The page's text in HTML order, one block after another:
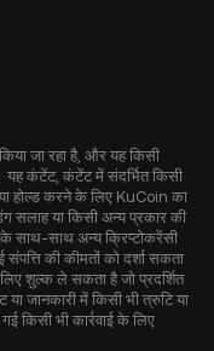
जा रहा है, और यह किसी
यह कंटेंट, कंटेंट में संदर्भित किसी
या होल्ड करने के लिए KuCoin का
सलाह या किसी अन्य प्रकार की
साथ-साथ अन्य क्रिप्टोकरेंसी
की कीमतों को दर्शा सकता
शुल्क ले सकता है जो प्रदर्शित
जानकारी में किसी भी त्रुटि या
किसी भी कार्रवाई के लिए